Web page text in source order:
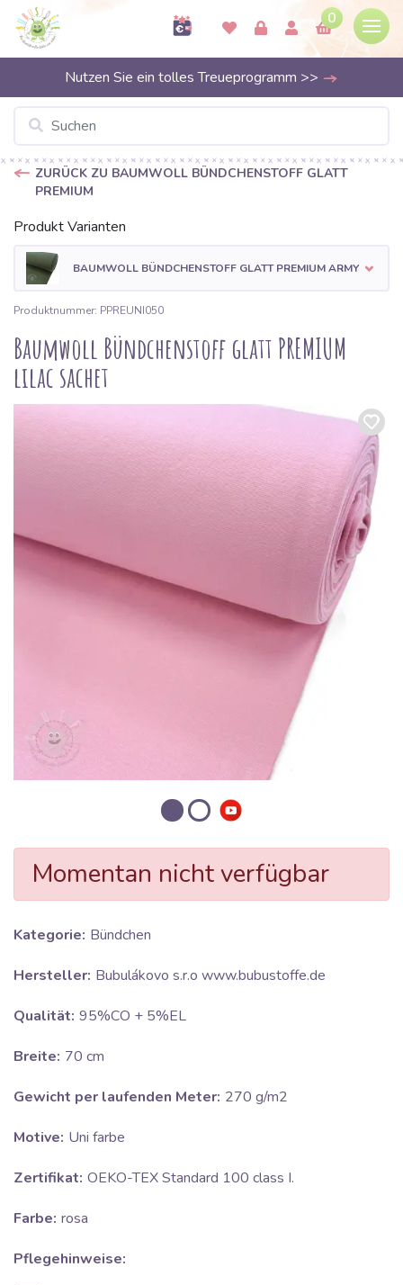
0
Nutzen Sie ein tolles Treueprogramm >>
ZURÜCK ZU BAUMWOLL BÜNDCHENSTOFF GLATT
PREMIUM
Produkt Varianten
BAUMWOLL BÜNDCHENSTOFF GLATT PREMIUM ARMY
Produktnummer: PPREUNI050
Baumwoll Bündchenstoff glatt PREMIUM
lilac sachet
Momentan nicht verfügbar
Kategorie: Bündchen
Hersteller: Bubulákovo s.r.o www.bubustoffe.de
Qualität: 95%CO + 5%EL
Breite: 70 cm
Gewicht per laufenden Meter: 270 g/m2
Motive: Uni farbe
Zertifikat: OEKO-TEX Standard 100 class I.
Farbe: rosa
Pflegehinweise: